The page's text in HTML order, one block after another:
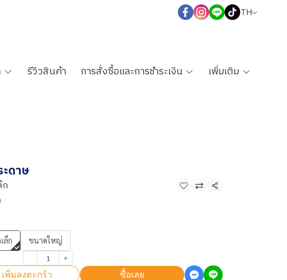
TH
รีวิวสินค้า การสั่งซื้อและการชำระเงิน เพิ่มเติม
ดาษ
ก แชร์
ล็ก ขนาดใหญ่
เพิ่มลงตะกร้า ซื้อเลย